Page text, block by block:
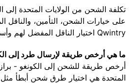
تكلفة الشحن من الولايات المتحدة إلى
على خيارات الشحن، التأمين، والناقل
Qwintry اختيار الناقل المفضل لهم وأسرع وقت للتسليم.
ما هي أرخص طريقة لإرسال طرد إلى
أرخص طريقة للشحن إلى الكونغو -